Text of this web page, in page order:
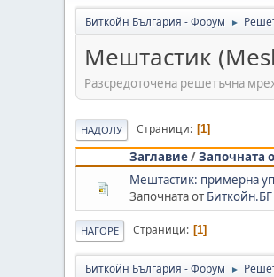
Биткойн България - Форум ►
Мештастик
Разсредоточена решетъчна
НАДОЛУ Страници 1
Заглавие/Започната
Мештастик: примерна
Започната от Биткойн.БГ
НАГОРЕ Страници 1
Биткойн България - Форум ►